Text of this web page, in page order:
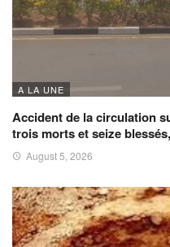
A LA UNE
Accident de la circulation
trois morts et seize
August 5, 2026